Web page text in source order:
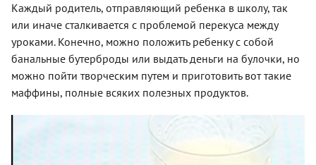
Каждый родитель, отправляющий ребенка в школу, так
или иначе сталкивается с проблемой перекуса между
уроками. Конечно, можно положить ребенку с собой
банальные бутерброды или выдать деньги на булочки, но
можно пойти творческим путем и приготовить вот такие
маффины, полные всяких полезных продуктов.